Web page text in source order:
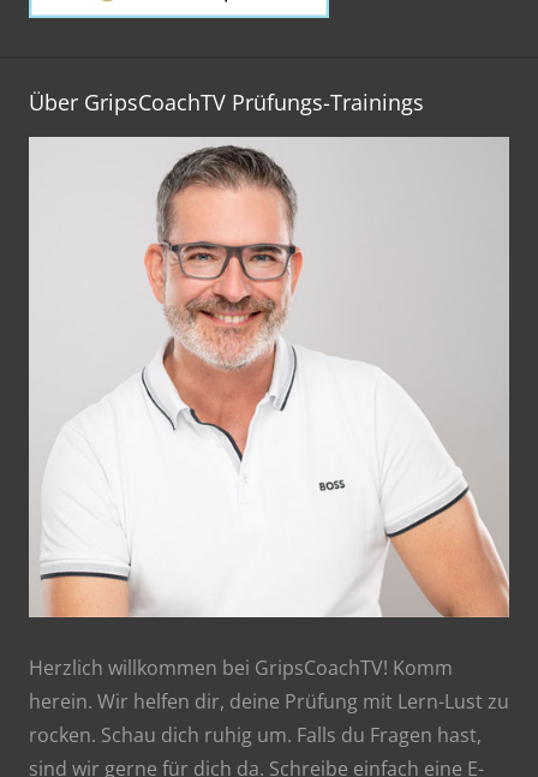
Über GripsCoachTV Prüfungs-Trainings
Herzlich willkommen bei GripsCoachTV! Komm
herein. Wir helfen dir, deine Prüfung mit Lern-Lust zu
rocken. Schau dich ruhig um. Falls du Fragen hast,
sind wir gerne für dich da. Schreibe einfach eine E-